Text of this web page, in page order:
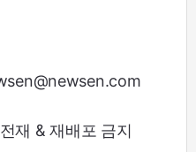
재 & 재배포 금지